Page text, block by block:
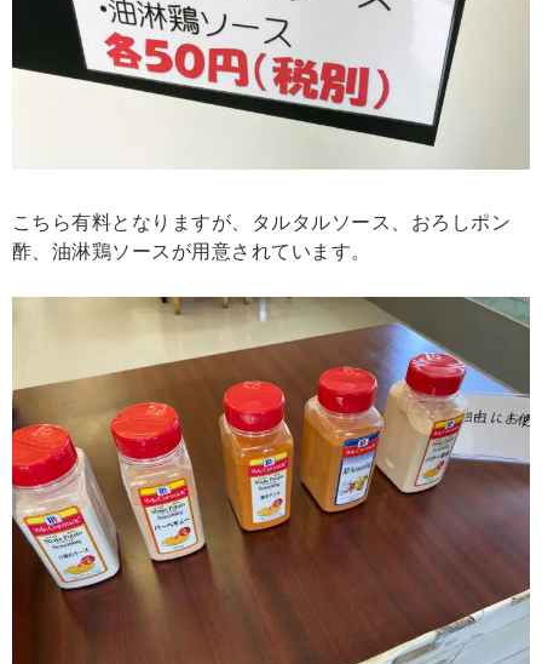
こちら有料となりますが、タルタルソース、おろしポン
酢、油淋鶏ソースが用意されています。